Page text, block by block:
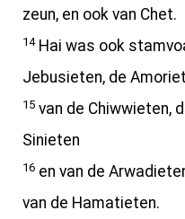
zeun, en ook van Chet.
14Hai was ook
Jebusieten, de
15 van de Chiwwieten,
Sinieten
16 en van de
van de Hamatieten.